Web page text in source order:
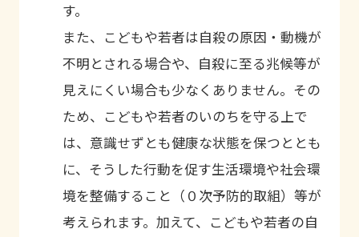
す。
また、こどもや若者は自殺の原因・動機が
不明とされる場合や、自殺に至る兆候等が
見えにくい場合も少なくありません。その
ため、こどもや若者のいのちを守る上で
は、意識せずとも健康な状態を保つととも
に、そうした行動を促す生活環境や社会環
境を整備すること（０次予防的取組）等が
考えられます。加えて、こどもや若者の自